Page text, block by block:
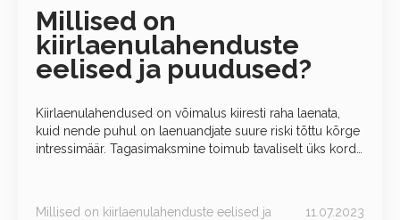
Millised on
kiirlaenulahenduste
eelised ja puudused?
Kiirlaenulahendused on võimalus kiiresti raha laenata,
kuid nende puhul on laenuandjate suure riski tõttu kõrge
intressimäär. Tagasimaksmine toimub tavaliselt üks kord
Millised on kiirlaenulahenduste eelised ja
11.07.2023